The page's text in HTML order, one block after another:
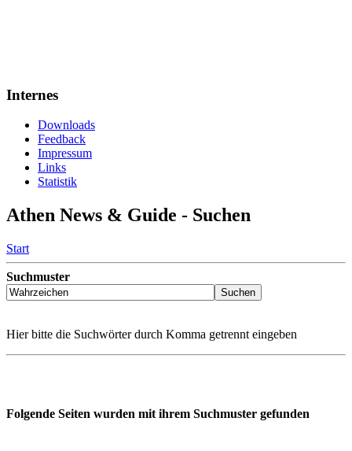
Internes
Downloads
Feedback
Impressum
Links
Statistik
Athen News & Guide - Suchen
Start
Suchmuster
Hier bitte die Suchwörter durch Komma getrennt eingeben
Folgende Seiten wurden mit ihrem Suchmuster gefunden